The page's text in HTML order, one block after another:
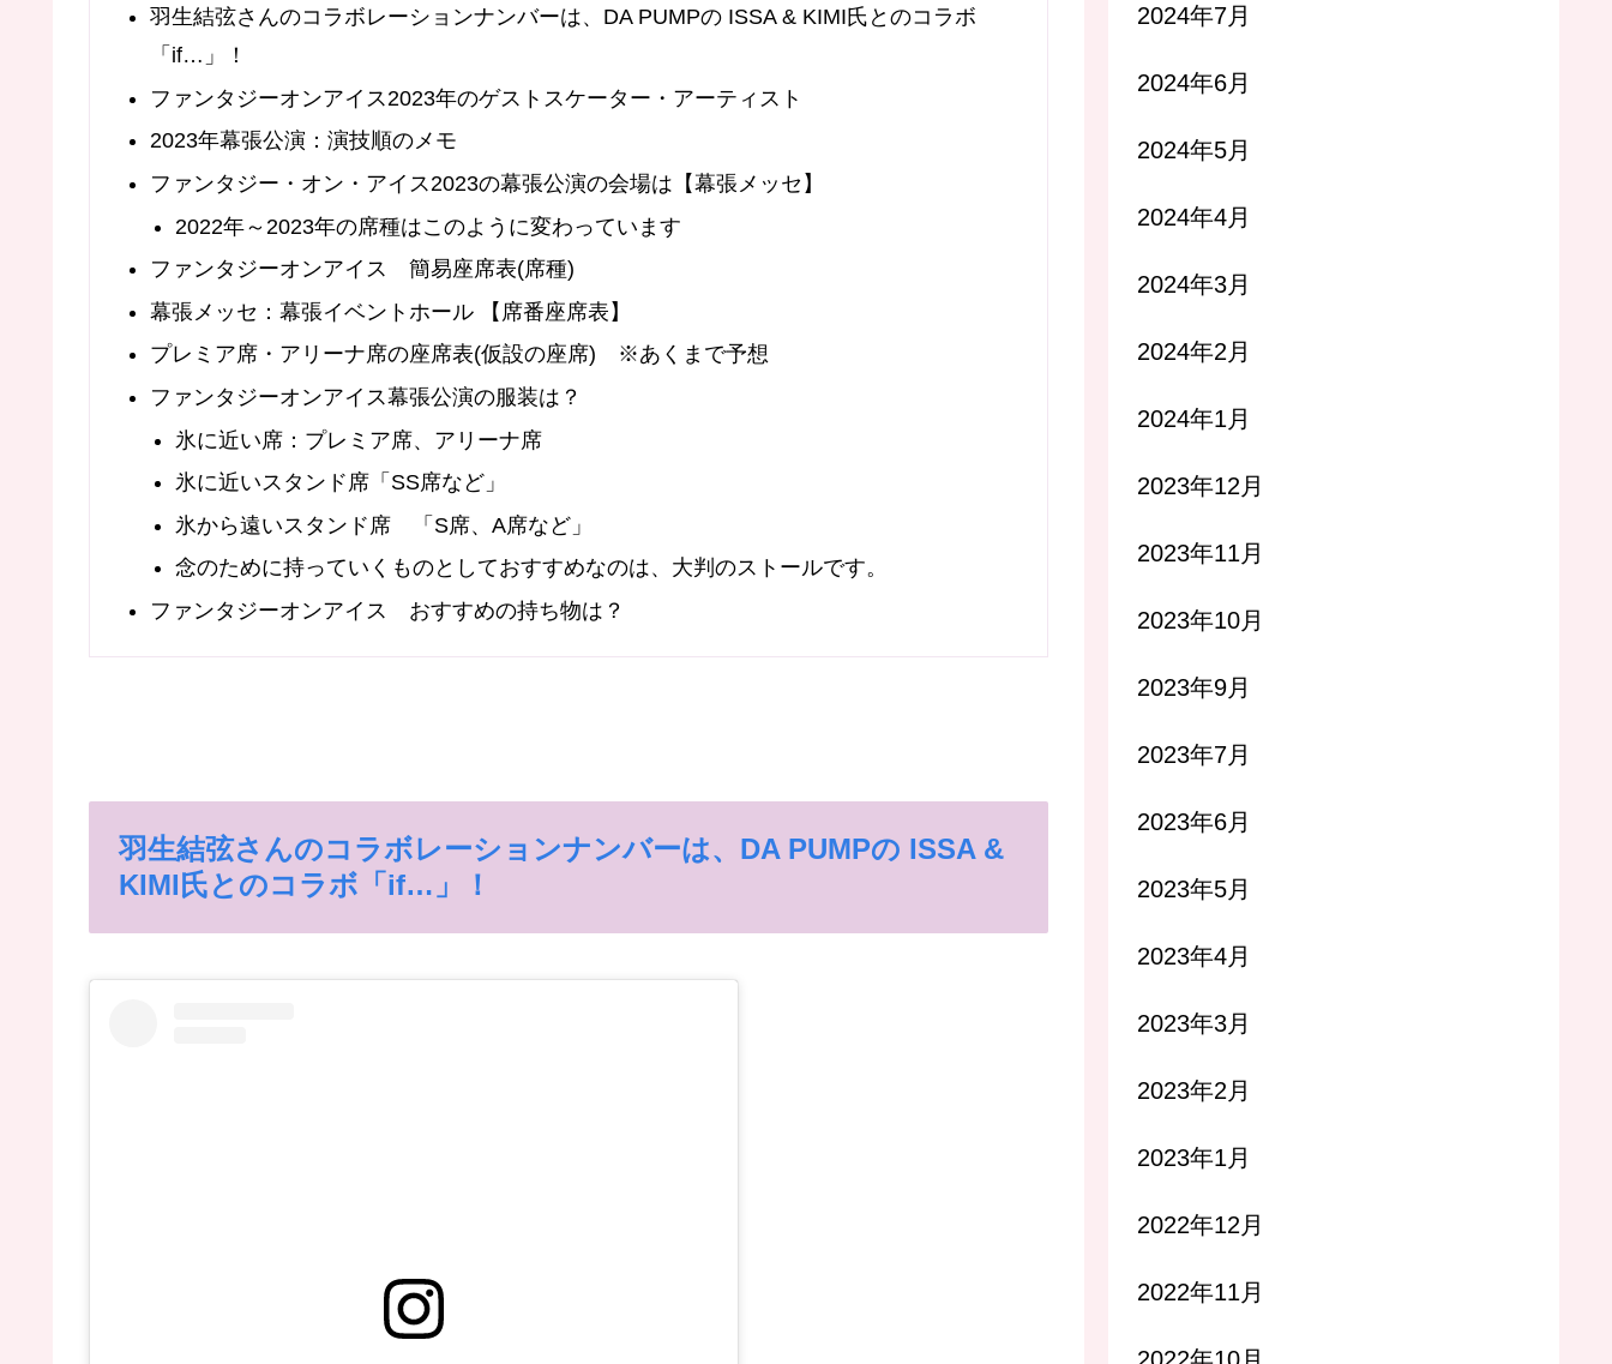
羽生結弦さんのコラボレーションナンバーは、DA PUMPの ISSA & KIMI氏とのコラボ
「if…」！
ファンタジーオンアイス2023年のゲストスケーター・アーティスト
2023年幕張公演：演技順のメモ
ファンタジー・オン・アイス2023の幕張公演の会場は【幕張メッセ】
2022年～2023年の席種はこのように変わっています
ファンタジーオンアイス 簡易座席表(席種)
幕張メッセ：幕張イベントホール 【席番座席表】
プレミア席・アリーナ席の座席表(仮設の座席) ※あくまで予想
ファンタジーオンアイス幕張公演の服装は？
氷に近い席：プレミア席、アリーナ席
氷に近いスタンド席「SS席など」
氷から遠いスタンド席 「S席、A席など」
念のために持っていくものとしておすすめなのは、大判のストールです。
ファンタジーオンアイス おすすめの持ち物は？
羽生結弦さんのコラボレーションナンバーは、DA PUMPの ISSA &
KIMI氏とのコラボ「if…」！
2024年7月
2024年6月
2024年5月
2024年4月
2024年3月
2024年2月
2024年1月
2023年12月
2023年11月
2023年10月
2023年9月
2023年7月
2023年6月
2023年5月
2023年4月
2023年3月
2023年2月
2023年1月
2022年12月
2022年11月